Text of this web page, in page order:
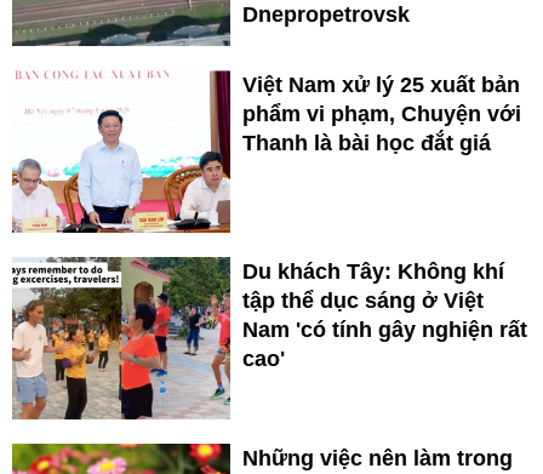
Dnepropetrovsk
Việt Nam xử lý 25 xuất bản
phẩm vi phạm, Chuyện với
Thanh là bài học đắt giá
Du khách Tây: Không khí
tập thể dục sáng ở Việt
Nam 'có tính gây nghiện rất
cao'
Những việc nên làm trong